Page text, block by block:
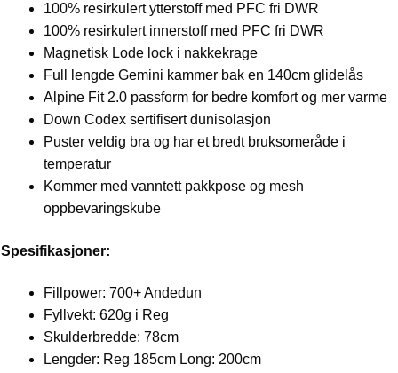
100% resirkulert ytterstoff med PFC fri DWR
100% resirkulert innerstoff med PFC fri DWR
Magnetisk Lode lock i nakkekrage
Full lengde Gemini kammer bak en 140cm glidelås
Alpine Fit 2.0 passform for bedre komfort og mer varme
Down Codex sertifisert dunisolasjon
Puster veldig bra og har et bredt bruksomeråde i
temperatur
Kommer med vanntett pakkpose og mesh
oppbevaringskube
Spesifikasjoner:
Fillpower: 700+ Andedun
Fyllvekt: 620g i Reg
Skulderbredde: 78cm
Lengder: Reg 185cm Long: 200cm